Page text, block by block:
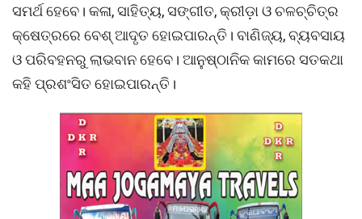
ସମର୍ଥ ହେବେ। କଳା, ସାହିତ୍ୟ, ସଙ୍ଗୀତ, କ୍ରୀଡ଼ା ଓ ଚଳଚ୍ଚିତ୍ର
କ୍ଷେତ୍ରରେ ବେଶ୍ ଆଦୃତ ହୋଇପାରନ୍ତି। ବାଣିଜ୍ୟ, ବ୍ୟବସାୟ
ଓ ପରିବହନରୁ ଲାଭବାନ ହେବେ। ଆନୁଷ୍ଠାନିକ କାମରେ ସତକଥା
କହି ପ୍ରଶଂସିତ ହୋଇପାରନ୍ତି।